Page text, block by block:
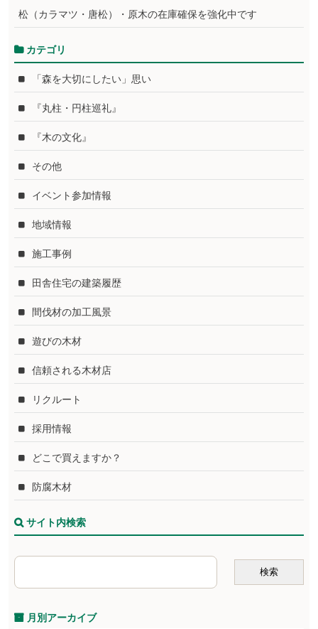
松（カラマツ・唐松）・原木の在庫確保を強化中です
カテゴリ
「森を大切にしたい」思い
『丸柱・円柱巡礼』
『木の文化』
その他
イベント参加情報
地域情報
施工事例
田舎住宅の建築履歴
間伐材の加工風景
遊びの木材
信頼される木材店
リクルート
採用情報
どこで買えますか？
防腐木材
サイト内検索
月別アーカイブ